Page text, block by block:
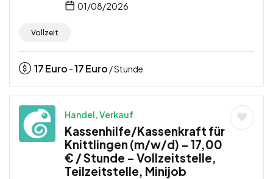
01/08/2026
Vollzeit
17Euro -17Euro / Stunde
Handel, Verkauf
Kassenhilfe/Kassenkraft für
Knittlingen (m/w/d) – 17,00
€ / Stunde – Vollzeitstelle,
Teilzeitstelle, Minijob